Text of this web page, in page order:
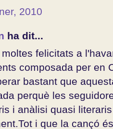
2010
ha dit...
felicitats a
composada per en
bastant que
perquè les
i anàlisi quasi
i que la cançó